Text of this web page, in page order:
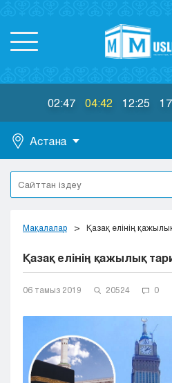
02:47 04:42 12:25
Астана
Астана
Алматы
Актобе
Жезказган
Караганда
Кокшетау
Павлодар
Петропавловск
Семей
Мақалалар Қазақ елінің
Қазақ елінің қажылық
06 тамыз 2019 20524 0